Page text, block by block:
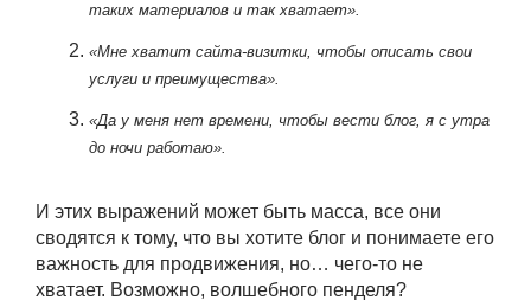
таких материалов и так хватает».
«Мне хватит сайта-визитки, чтобы описать свои
услуги и преимущества».
«Да у меня нет времени, чтобы вести блог, я с утра
до ночи работаю».
И этих выражений может быть масса, все они
сводятся к тому, что вы хотите блог и понимаете его
важность для продвижения, но… чего-то не
хватает. Возможно, волшебного пенделя?